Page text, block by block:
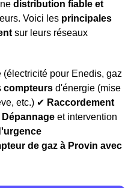
distribution fiable et
Voici les principales
sur leurs réseaux
(électricité pour Enedis, gaz
compteurs d'énergie (mise
etc.) ✔ Raccordement
Dépannage et intervention
de gaz à Provin avec